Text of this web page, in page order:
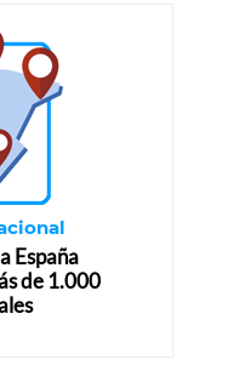
España
de 1.000